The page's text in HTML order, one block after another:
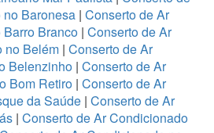
Baronesa | Conserto de Ar
Branco| Conserto de Ar
no Belém| Conserto de Ar
Belenzinho | Conserto de Ar
Bom Retiro| Conserto de Ar
da Saúde| Conserto de Ar
| Conserto de Ar Condicionado